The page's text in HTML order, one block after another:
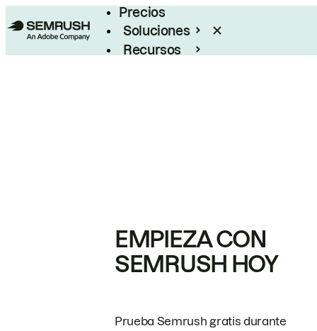
Precios
Soluciones
Recursos
EMPIEZA CON
SEMRUSH HOY
Prueba Semrush gratis durante